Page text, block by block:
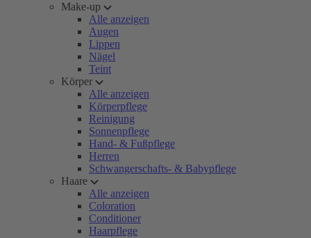
Make-up
Alle anzeigen
Augen
Lippen
Nägel
Teint
Körper
Alle anzeigen
Körperpflege
Reinigung
Sonnenpflege
Hand- & Fußpflege
Herren
Schwangerschafts- & Babypflege
Haare
Alle anzeigen
Coloration
Conditioner
Haarpflege